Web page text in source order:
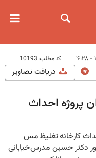
کد مطلب: 10193
دریافت تصاویر
پروژه احداث
کارخانه تغلیظ مس
مهرماه، با حضور دکتر حسین مدرس‌خیابانی